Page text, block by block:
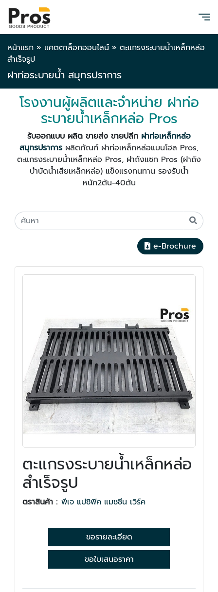
หน้าแรก » แคตตาล็อกออนไลน์ » ตะแกรงระบายน้ำเหล็กหล่อ
สำเร็จรูป
ฝาท่อระบายน้ำ สมุทรปราการ
โรงงานผู้ผลิตและจำหน่าย ฝาท่อ
ระบายน้ำเหล็กหล่อ Pros
รับออกแบบ ผลิต ขายส่ง ขายปลีก ฝาท่อเหล็กหล่อ
สมุทรปราการ ผลิตภัณฑ์ ฝาท่อเหล็กหล่อแมนโฮล Pros,
ตะแกรงระบายน้ำเหล็กหล่อ Pros, ฝาถังแซท Pros (ฝาถัง
บำบัดน้ำเสียเหล็กหล่อ) แข็งแรงทนทาน รองรับน้ำ
หนัก2ตัน-40ตัน
e-Brochure
ตะแกรงระบายน้ำเหล็กหล่อ
สำเร็จรูป
ตราสินค้า : พีเจ แปซิฟิค แมชชีน เวิร์ค
ขอรายละเอียด
ขอใบเสนอราคา